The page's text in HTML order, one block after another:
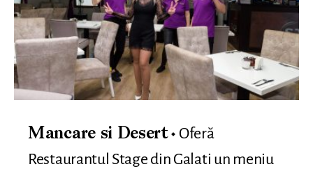
Mancare si Desert
Oferă
Restaurantul Stage din Galati un meniu